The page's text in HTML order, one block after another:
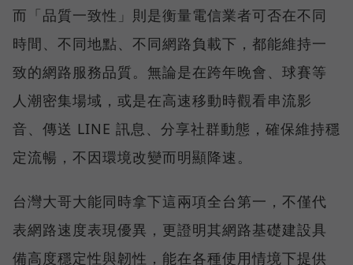
而「品質一致性」則是衡量電信業者可否在不同
時間、不同地點、不同網路負載下，都能維持一
致的網路服務品質。無論是在跨年晚會、球賽等
人潮密集場域，或是在高速移動時觀看串流影
音、傳送 LINE 訊息、分享社群動態，確保維持穩
定流暢，不因環境改變而明顯降速。
台灣大哥大能同時拿下這兩項全台第一，不僅代
表網路速度表現優異，更證明其網路基礎建設具
備高度穩定性與韌性，能在各種使用情境下提供